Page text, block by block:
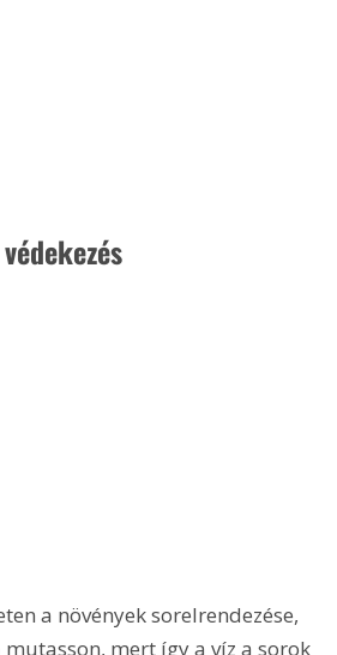
a növények sorelrendezése,
mert így a víz a sorok